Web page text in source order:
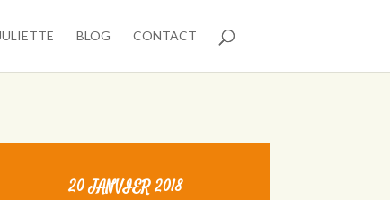
BLOG CONTACT
20 JANVIER 2018